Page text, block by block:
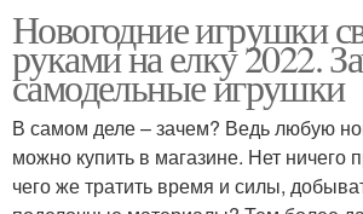
Новогодние игрушки
руками на елку 2022.
самодельные игрушки
В самом деле – зачем? Ведь любую
можно купить в магазине. Нет ничего
чего же тратить время и силы,